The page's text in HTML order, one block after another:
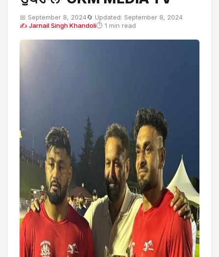
📅 September 8, 2024🔄 Updated: September 8, 2024
✍ Jarnail Singh Khandoli⏱ 1 min read